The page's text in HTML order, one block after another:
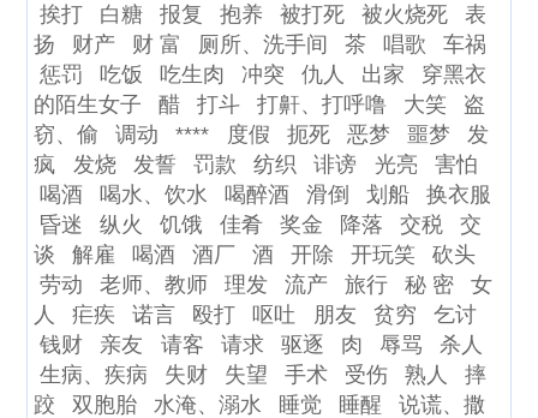
挨打 白糖 报复 抱养 被打死 被火烧死
表
扬
财产 财 富 厕所、洗手间 茶 唱歌
车祸
惩罚
吃饭 吃生肉 冲突 仇人 出家
穿黑衣
的陌生女子
醋 打斗 打鼾、打呼噜 大笑
盗
窃、偷
调动 **** 度假 扼死 恶梦 噩梦
发
疯
发烧 发誓 罚款 纺织 诽谤 光亮
害怕
喝酒
喝水、饮水 喝醉酒 滑倒 划船
换衣服
昏迷
纵火 饥饿 佳肴 奖金 降落 交税
交
谈
解雇 喝酒 酒厂 酒 开除 开玩笑
砍头
劳动
老师、教师 理发 流产 旅行 秘 密
女
人
疟疾 诺言 殴打 呕吐 朋友 贫穷
乞讨
钱财
亲友 请客 请求 驱逐 肉 辱骂
杀人
生病、疾病
失财 失望 手术 受伤 熟人
摔
跤
双胞胎 水淹、溺水 睡觉 睡醒
说谎、撒